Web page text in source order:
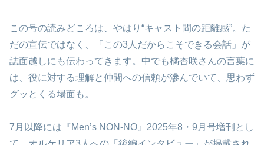
この号の読みどころは、やはり“キャスト間の距離感”。た
だの宣伝ではなく、「この3人だからこそできる会話」が
誌面越しにも伝わってきます。中でも橘杏咲さんの言葉に
は、役に対する理解と仲間への信頼が滲んでいて、思わず
グッとくる場面も。
7月以降には『Men’s NON-NO』2025年8・9月号増刊とし